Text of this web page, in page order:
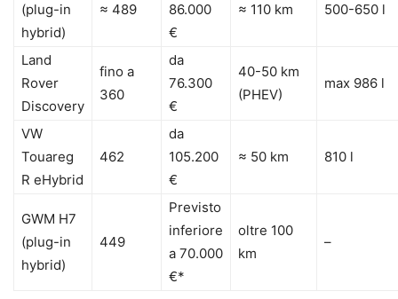
(plug-in
hybrid)
≈ 489
86.000
€
≈ 110 km 500-650 l
Land
Rover
Discovery
fino a
360
da
76.300
€
40-50 km
(PHEV)
max 986 l
VW
Touareg
R eHybrid
462
da
105.200
€
≈ 50 km 810 l
GWM H7
(plug-in
hybrid)
449
Previsto
inferiore
a 70.000
€*
oltre 100
km
–